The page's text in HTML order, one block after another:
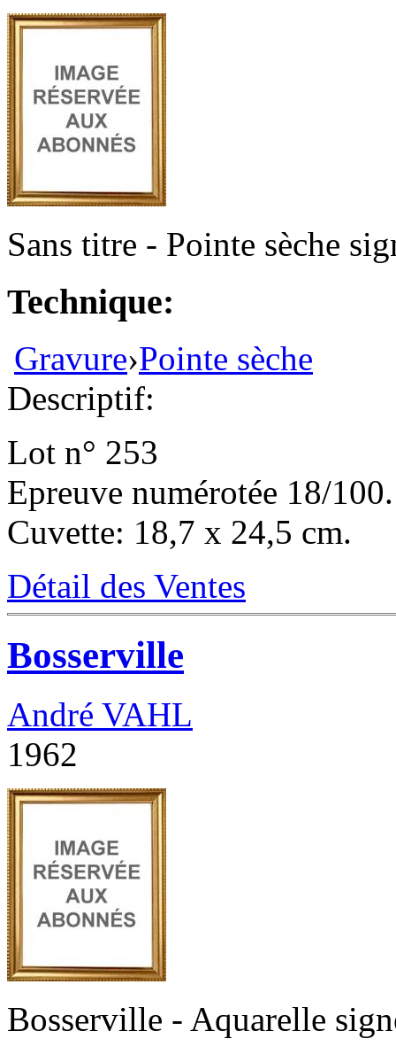
Sans titre - Pointe sèche
Technique:
Gravure›Pointe sèche
Descriptif:
Lot n° 253
Epreuve numérotée 18/100.
Cuvette: 18,7 x 24,5 cm.
Détail des Ventes
Bosserville
André VAHL
1962
Bosserville - Aquarelle